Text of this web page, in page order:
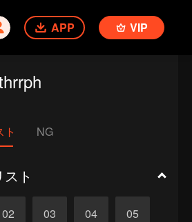
APP VIP
NG
ト
02 03 04 05